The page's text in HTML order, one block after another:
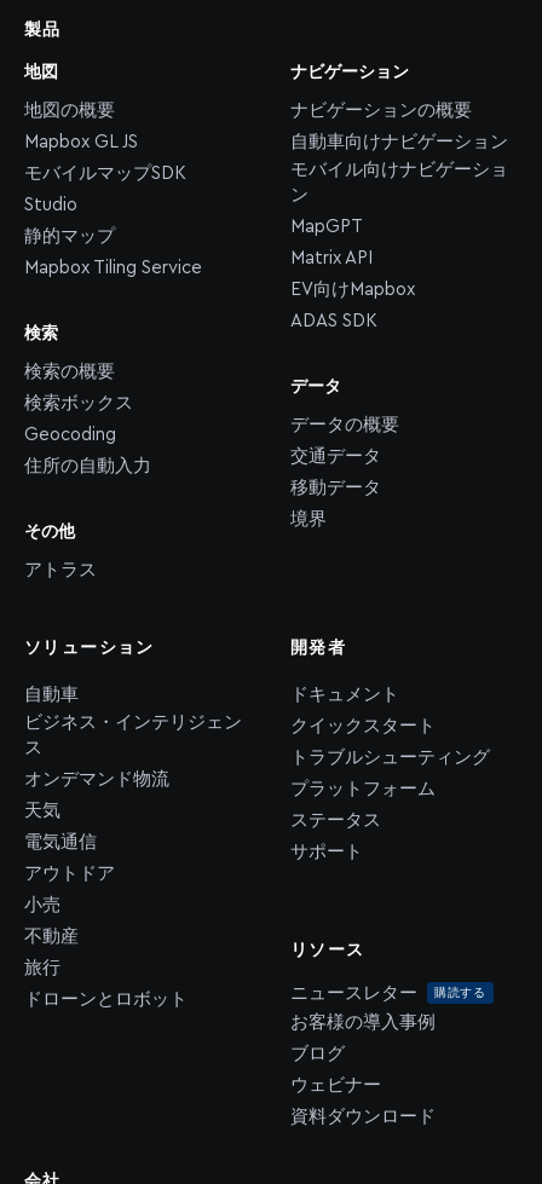
製品
地図
地図の概要
Mapbox GL JS
モバイルマップSDK
Studio
静的マップ
Mapbox Tiling Service
検索
検索の概要
検索ボックス
Geocoding
住所の自動入力
その他
アトラス
ナビゲーション
ナビゲーションの概要
自動車向けナビゲーション
モバイル向けナビゲーショ
ン
MapGPT
Matrix API
EV向けMapbox
ADAS SDK
データ
データの概要
交通データ
移動データ
境界
ソリューション
自動車
ビジネス・インテリジェン
ス
オンデマンド物流
天気
電気通信
アウトドア
小売
不動産
旅行
ドローンとロボット
開発者
ドキュメント
クイックスタート
トラブルシューティング
プラットフォーム
ステータス
サポート
リソース
ニュースレター 購読する
お客様の導入事例
ブログ
ウェビナー
資料ダウンロード